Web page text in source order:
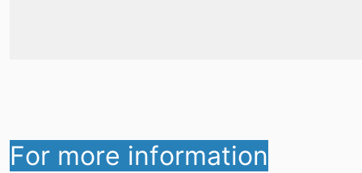
For more information